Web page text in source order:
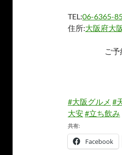
TEL:06-6365-
住所:大阪府大
ご
#大阪グルメ #
大安#立ち飲み
共有:
Facebook